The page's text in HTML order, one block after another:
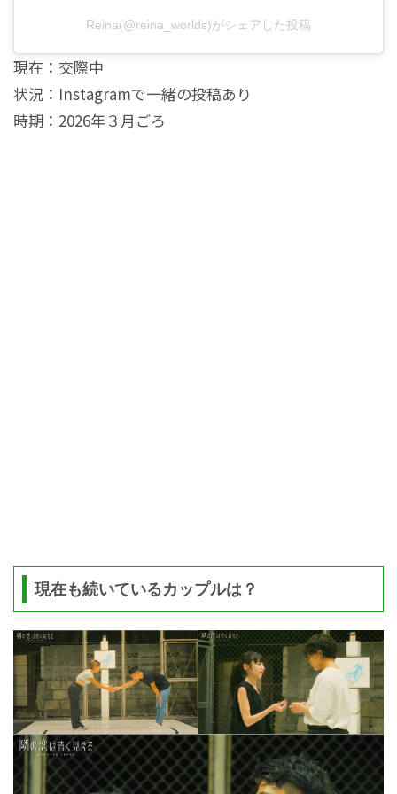
Reina(@reina_worlds)がシェアした投稿
現在：交際中
状況：Instagramで一緒の投稿あり
時期：2026年３月ごろ
現在も続いているカップルは？